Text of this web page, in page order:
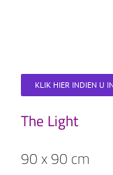
KLIK HIER INDIEN U
The Light
90 x 90 cm